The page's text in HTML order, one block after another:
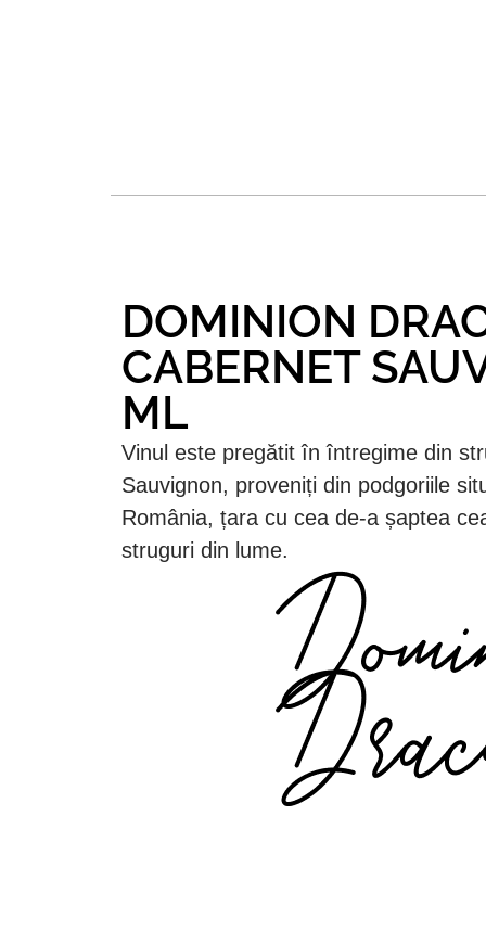
DOMINION
CABERNET
ML
Vinul este pregătit în întregime din
Sauvignon, proveniți din podgoriile
România, țara cu cea de-a șaptea
struguri din lume.